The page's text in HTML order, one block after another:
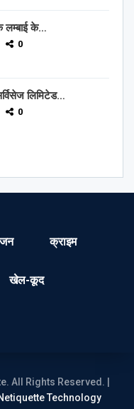
लम्बाई के…
0
लिमिटेड…
0
क्राइम
खेल-कूद
All Rights Reserved. |
Technology